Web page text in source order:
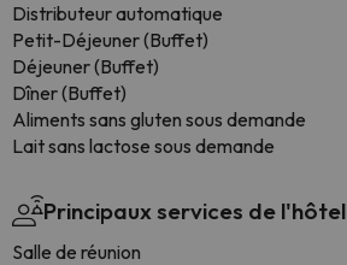
Distributeur automatique
Petit-Déjeuner (Buffet)
Déjeuner (Buffet)
Dîner (Buffet)
Aliments sans gluten sous demande
Lait sans lactose sous demande
Principaux services de l'hôtel
Salle de réunion